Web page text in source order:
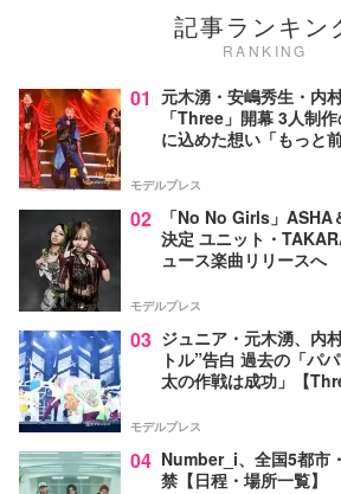
記事ランキン
RANKING
01 元木湧・安嶋秀生・内
「Three」開幕 3人制
に込めた想い「もっと
モデルプレス
02
「No No Girls」
決定 ユニット・
ュース楽曲リリースへ
モデルプレス
03 ジュニア・元木湧、内
トル”告白 過去の「パ
太の作戦は成功」【
モデルプレス
04 Number_i、全国5都市
禁【日程・場所一覧】